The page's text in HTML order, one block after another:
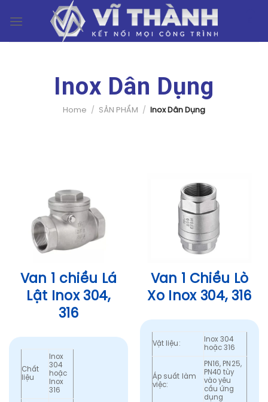
Inox Dân Dụng
Home / SẢN PHẨM / Inox Dân Dụng
Van 1 chiều Lá
Lật Inox 304,
316
Chất
liệu
Inox
304
hoặc
Inox
316
Van 1 Chiều Lò
Xo Inox 304, 316
Vật liệu:
Inox 304
hoặc 316
Áp suất làm
việc:
PN16, PN25,
PN40 tùy
vào yêu
cầu ứng
dụng